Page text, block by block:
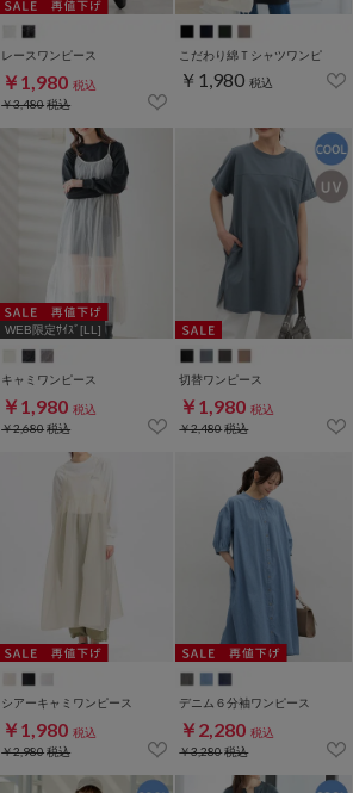
レースワンピース
￥1,980 税込
￥3,480税込
こだわり綿Ｔシャツワンピ
￥1,980 税込
WEB限定ｻｲｽﾞ[LL]
キャミワンピース
￥1,980 税込
￥2,680税込
切替ワンピース
￥1,980 税込
￥2,480税込
シアーキャミワンピース
￥1,980 税込
￥2,980税込
デニム６分袖ワンピース
￥2,280 税込
￥3,280税込